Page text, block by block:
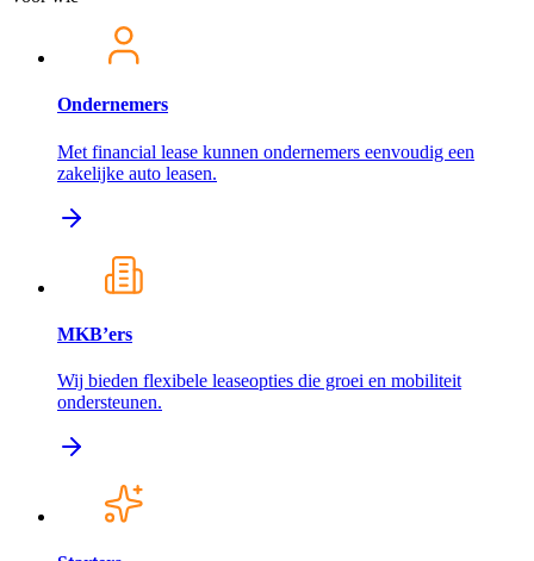
Ondernemers
Met financial lease kunnen ondernemers eenvoudig een
zakelijke auto leasen.
MKB’ers
Wij bieden flexibele leaseopties die groei en mobiliteit
ondersteunen.